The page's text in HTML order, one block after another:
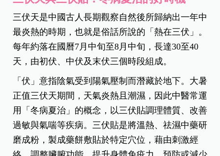
三伏天是中國古人長期觀察自然後所歸納出一年中
最炎熱的時期，也就是俗話所說的「熱在三伏」。
每年約落在國曆7月中旬至8月中旬，長達30至40
天，由初伏、中伏及末伏三個時段組成。
「伏」意指陰氣受到陽氣壓制而潛藏於地下。大暑
正值三伏天期間，天氣炎熱且潮濕，因此中醫常運
用「冬病夏治」的概念，以三伏貼調理體質、改善
過敏與氣喘等疾病。三伏貼是將溫熱、祛濕中藥研
磨成粉，製成藥餅敷貼於特定穴位，藉由刺激經